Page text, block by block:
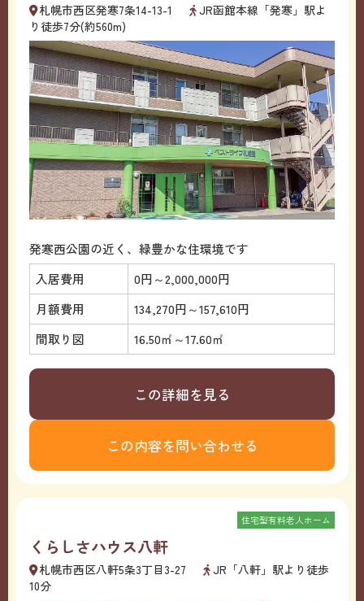
札幌市西区発寒7条14-13-1
JR函館本線「発寒」駅よ
り徒歩7分(約560m)
発寒西公園の近く、緑豊かな住環境です
入居費用
0円～2,000,000円
月額費用
134,270円～157,610円
間取り図
16.50㎡～17.60㎡
この詳細を見る
この内容を問い合わせる
くらしさハウス八軒
住宅型有料老人ホーム
札幌市西区八軒5条3丁目3-27
JR「八軒」駅より徒歩
10分